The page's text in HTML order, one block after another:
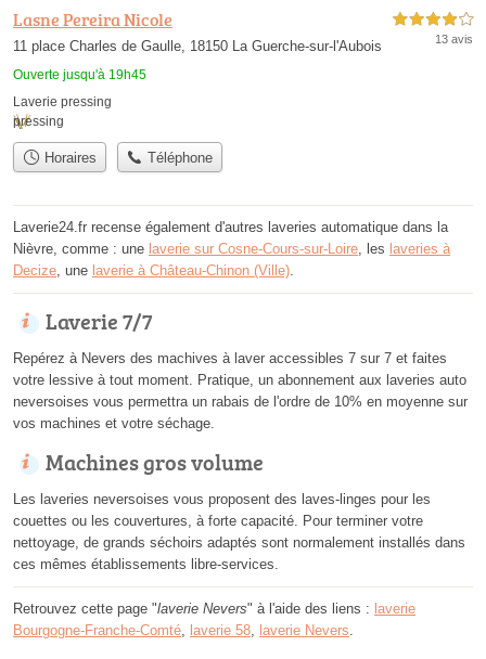
Lasne Pereira Nicole
11 place Charles de Gaulle, 18150 La Guerche-sur-l'Aubois
Ouverte jusqu'à 19h45
4,0 étoiles sur 5
13 avis
Laverie pressing
pressing
Horaires Téléphone
Laverie24.fr recense également d'autres laveries automatique dans la
Nièvre, comme : une laverie sur Cosne-Cours-sur-Loire , les laveries à
Decize , une laverie à Château-Chinon (Ville)
Laverie 7/7
Repérez à Nevers des machives à laver accessibles 7 sur 7 et faites
votre lessive à tout moment. Pratique, un abonnement aux laveries auto
neversoises vous permettra un rabais de l'ordre de 10% en moyenne sur
vos machines et votre séchage.
Machines gros volume
Les laveries neversoises vous proposent des laves-linges pour les
couettes ou les couvertures, à forte capacité. Pour terminer votre
nettoyage, de grands séchoirs adaptés sont normalement installés dans
ces mêmes établissements libre-services.
Retrouvez cette page "laverie Nevers" à l'aide des liens : laverie
Bourgogne-Franche-Comté
laverie 58 laverie Nevers